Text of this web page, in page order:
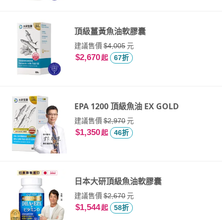
頂級薑黃魚油軟膠囊
建議售價$4,005元
$2,670起 67折
EPA 1200 頂級魚油 EX GOLD
建議售價$2,970元
$1,350起 46折
日本大研頂級魚油軟膠囊
建議售價$2,670元
$1,544起 58折